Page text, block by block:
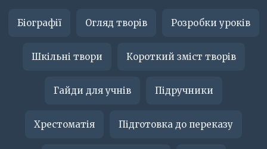
Біографії Огляд творів Розробки уроків
Шкільні твори Короткий зміст творів
Гайди для учнів Підручники
Хрестоматія Підготовка до переказу